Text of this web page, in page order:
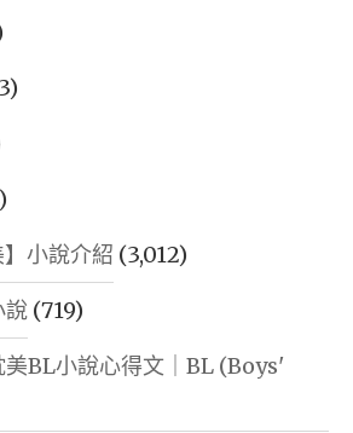
小說介紹 (3,012)
說 (719)
美BL小說心得文｜BL (Boys'